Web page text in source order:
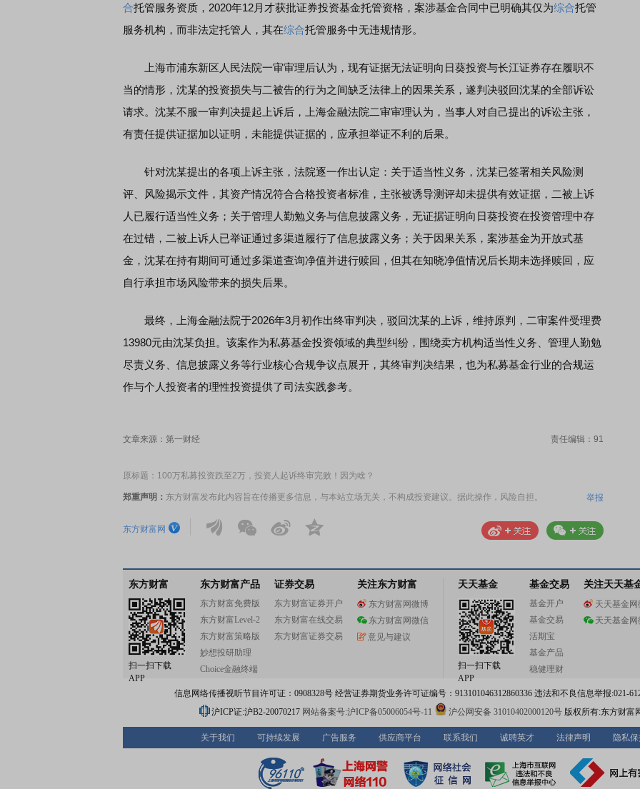
合托管服务资质，2020年12月才获批证券投资基金托管资格，案涉基金合同中已明确其仅为综合托管
服务机构，而非法定托管人，其在综合托管服务中无违规情形。
上海市浦东新区人民法院一审审理后认为，现有证据无法证明向日葵投资与长江证券存在履职不
当的情形，沈某的投资损失与二被告的行为之间缺乏法律上的因果关系，遂判决驳回沈某的全部诉讼
请求。沈某不服一审判决提起上诉后，上海金融法院二审审理认为，当事人对自己提出的诉讼主张，
有责任提供证据加以证明，未能提供证据的，应承担举证不利的后果。
针对沈某提出的各项上诉主张，法院逐一作出认定：关于适当性义务，沈某已签署相关风险测
评、风险揭示文件，其资产情况符合合格投资者标准，主张被诱导测评却未提供有效证据，二被上诉
人已履行适当性义务；关于管理人勤勉义务与信息披露义务，无证据证明向日葵投资在投资管理中存
在过错，二被上诉人已举证通过多渠道履行了信息披露义务；关于因果关系，案涉基金为开放式基
金，沈某在持有期间可通过多渠道查询净值并进行赎回，但其在知晓净值情况后长期未选择赎回，应
自行承担市场风险带来的损失后果。
最终，上海金融法院于2026年3月初作出终审判决，驳回沈某的上诉，维持原判，二审案件受理费
13980元由沈某负担。该案作为私募基金投资领域的典型纠纷，围绕卖方机构适当性义务、管理人勤勉
尽责义务、信息披露义务等行业核心合规争议点展开，其终审判决结果，也为私募基金行业的合规运
作与个人投资者的理性投资提供了司法实践参考。
文章来源：第一财经 责任编辑：91
原标题：100万私募投资跌至2万，投资人起诉终审完败！因为啥？
郑重声明： 东方财富发布此内容旨在传播更多信息，与本站立场无关，不构成投资建议。据此操作，风险自担。 举报
东方财富网
东方财富
扫一扫下载
APP
东方财富产品
东方财富免费版
东方财富Level-2
东方财富策略版
妙想投研助理
Choice金融终端
证券交易
东方财富证券开户
东方财富在线交易
东方财富证券交易
关注东方财富
东方财富网微博
东方财富网微信
意见与建议
天天基金
扫一扫下载
APP
基金交易
基金开户
基金交易
活期宝
基金产品
稳健理财
关注天天基
天天基金网
天天基金网
信息网络传播视听节目许可证：0908328号 经营证券期货业务许可证编号：913101046312860336 违法和不良信息举报:021-
沪ICP证:沪B2-20070217 网站备案号:沪ICP备05006054号-11 沪公网安备 31010402000120号版权所有:东方财富
关于我们 可持续发展 广告服务 供应商平台 联系我们 诚聘英才 法律声明 隐私保